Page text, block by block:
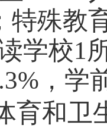
特殊教
学校1
，学
育和卫